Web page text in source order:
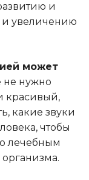
и
и увеличению
может
не нужно
красивый,
какие звуки
чтобы
лечебным